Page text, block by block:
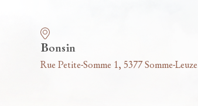
Bonsin
Rue Petite-Somme 1, 5377 Somme-Leuze